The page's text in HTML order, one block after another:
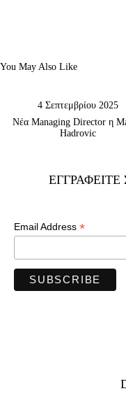
You May Also Like
4 Σεπτεμβρίου 2025
Νέα Managing Director η
Hadrovic
ΕΓΓΡΑΦΕΊΤΕ
Email Address *